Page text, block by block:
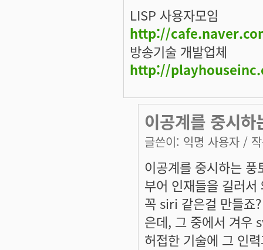
LISP 사용자모임
http://
방송기술 개발업체
http://
이공계를 중시
글쓴이: 익명 사용자 /
이공계를 중시하는
부어 인재들을 길러서
꼭 siri 같은걸 만들죠
은데, 그 중에서 겨우
허접한 기술에 그 인